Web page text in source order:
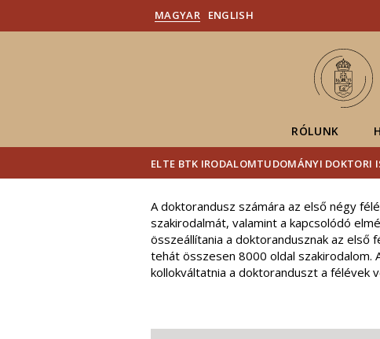
MAGYAR ENGLISH
RÓLUNK
ELTE BTK IRODALOMTUDOMÁNYI DOKTORI
A doktorandusz számára az első négy
szakirodalmát, valamint a kapcsolódó
összeállítania a doktorandusznak az első
tehát összesen 8000 oldal szakirodalom.
kollokváltatnia a doktoranduszt a félévek